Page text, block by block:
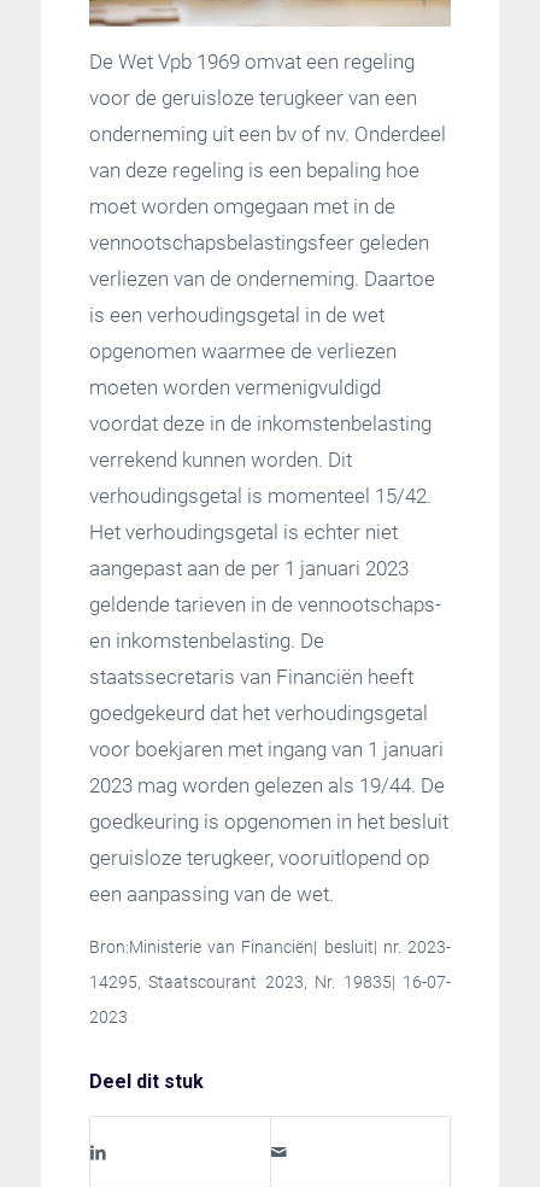
De Wet Vpb 1969 omvat een regeling
voor de geruisloze terugkeer van een
onderneming uit een bv of nv. Onderdeel
van deze regeling is een bepaling hoe
moet worden omgegaan met in de
vennootschapsbelastingsfeer geleden
verliezen van de onderneming. Daartoe
is een verhoudingsgetal in de wet
opgenomen waarmee de verliezen
moeten worden vermenigvuldigd
voordat deze in de inkomstenbelasting
verrekend kunnen worden. Dit
verhoudingsgetal is momenteel 15/42.
Het verhoudingsgetal is echter niet
aangepast aan de per 1 januari 2023
geldende tarieven in de vennootschaps-
en inkomstenbelasting. De
staatssecretaris van Financiën heeft
goedgekeurd dat het verhoudingsgetal
voor boekjaren met ingang van 1 januari
2023 mag worden gelezen als 19/44. De
goedkeuring is opgenomen in het besluit
geruisloze terugkeer, vooruitlopend op
een aanpassing van de wet.
Bron:Ministerie van Financiën| besluit| nr. 2023-
14295, Staatscourant 2023, Nr. 19835| 16-07-
2023
Deel dit stuk